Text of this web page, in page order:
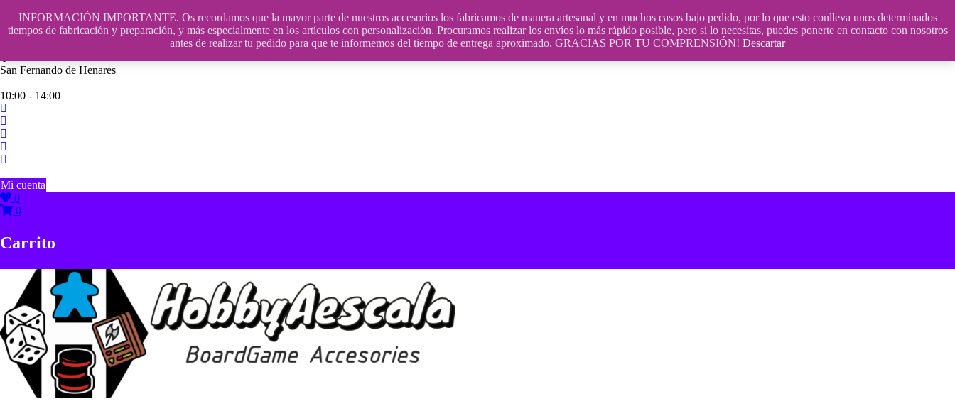
INFORMACIÓN IMPORTANTE. Os recordamos que la mayor parte de nuestros accesorios los fabricamos de manera artesanal y en muchos casos bajo pedido, por lo que esto conlleva unos determinados
tiempos de fabricación y preparación, y más especialmente en los artículos con personalización. Procuramos realizar los envíos lo más rápido posible, pero si lo necesitas, puedes ponerte en contacto con nosotros
antes de realizar tu pedido para que te informemos del tiempo de entrega aproximado. GRACIAS POR TU COMPRENSIÓN! Descartar
contenido
609241475 SOLO DE 10:00 a 14:00
San Fernando de Henares
10:00 - 14:00
Mi cuenta
0
0
Carrito